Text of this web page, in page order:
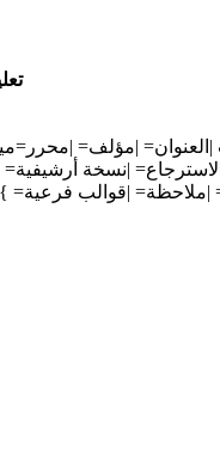
|العنوان= |مؤلف=
|نسخة
|ملاحظة= |قوالب فرعية=